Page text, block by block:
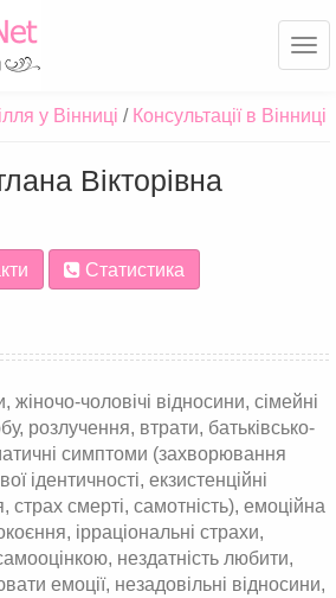
у Вінниці Консультації в Вінниці
Вікторівна
Статистика
жіночо-чоловічі відносини, сімейні
розлучення, втрати, батьківсько-
симптоми (захворювання
ідентичності, екзистенційні
смерті, самотність), емоційна
ірраціональні страхи,
нездатність любити,
емоції, незадовільні відносини,